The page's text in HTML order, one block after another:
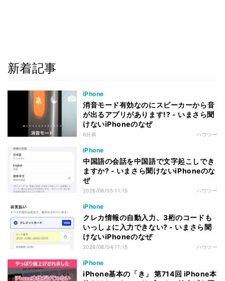
新着記事
iPhone
消音モード有効なのにスピーカーから音
が出るアプリがあります!? - いまさら聞
けないiPhoneのなぜ
6分前 ハウツー
iPhone
中国語の会話を中国語で文字起こしでき
ますか? - いまさら聞けないiPhoneのな
ぜ
2026/08/05 11:15 ハウツー
iPhone
クレカ情報の自動入力、3桁のコードも
いっしょに入力できない? - いまさら聞
けないiPhoneのなぜ
2026/08/04 11:15 ハウツー
iPhone
iPhone基本の「き」 第714回 iPhone本